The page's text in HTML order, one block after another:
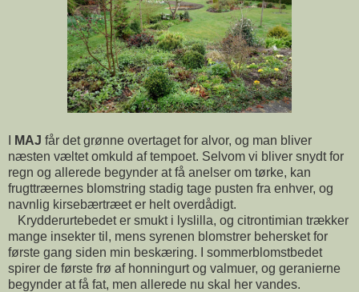
MAJ får det grønne overtaget for alvor, og man bliver
næsten væltet omkuld af tempoet. Selvom vi bliver snydt for
regn og allerede begynder at få anelser om tørke, kan
frugttræernes blomstring stadig tage pusten fra enhver, og
navnlig kirsebærtræet er helt overdådigt.
Krydderurtebedet er smukt i lyslilla, og citrontimian trækker
mange insekter til, mens syrenen blomstrer behersket for
første gang siden min beskæring. I sommerblomstbedet
spirer de første frø af honningurt og valmuer, og geranierne
begynder at få fat, men allerede nu skal her vandes.